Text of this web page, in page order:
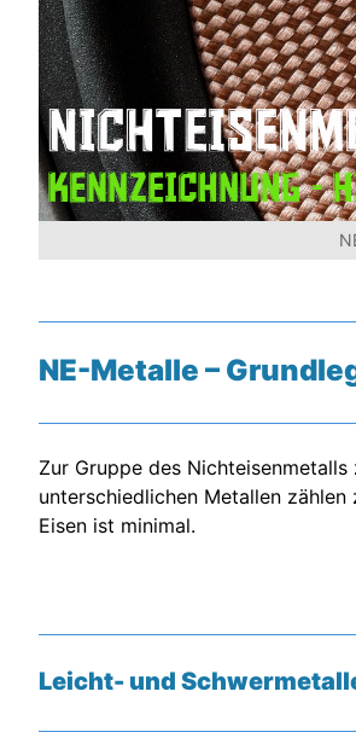
NE-Metalle –
Zur Gruppe des
unterschiedlichen Metallen
Eisen ist minimal.
Leicht- und